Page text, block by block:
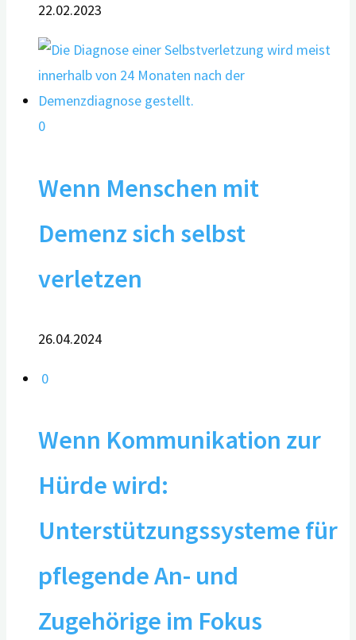
22.02.2023
0
Wenn Menschen mit
Demenz sich selbst
verletzen
26.04.2024
0
Wenn Kommunikation zur
Hürde wird:
Unterstützungssysteme für
pflegende An- und
Zugehörige im Fokus